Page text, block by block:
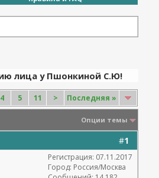
лица у Пшонкиной С.Ю!
4 5 11 > Последняя »
Опции темы
#1
Регистрация: 07.11.2017
Город: Россия/Москва